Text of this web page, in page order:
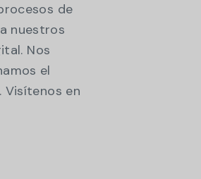
de
nuestros
Nos
el
Visítenos en